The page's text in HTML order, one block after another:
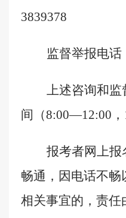
3839378
监督举报电话
上述咨询和监
间（8:00—12:00 ，
报考者网上报
畅通，因电话不畅
相关事宜的，责任